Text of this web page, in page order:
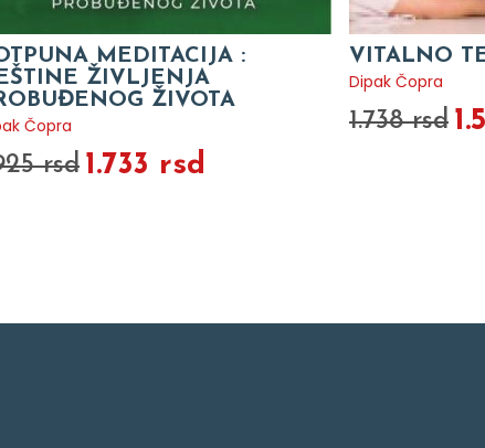
MEDITACIJA :
ŽIVLJENJA
ŽIVOTA
Čopra
rsd 1.733 rsd
VITALNO
Dipak Čopra
1.738 rsd